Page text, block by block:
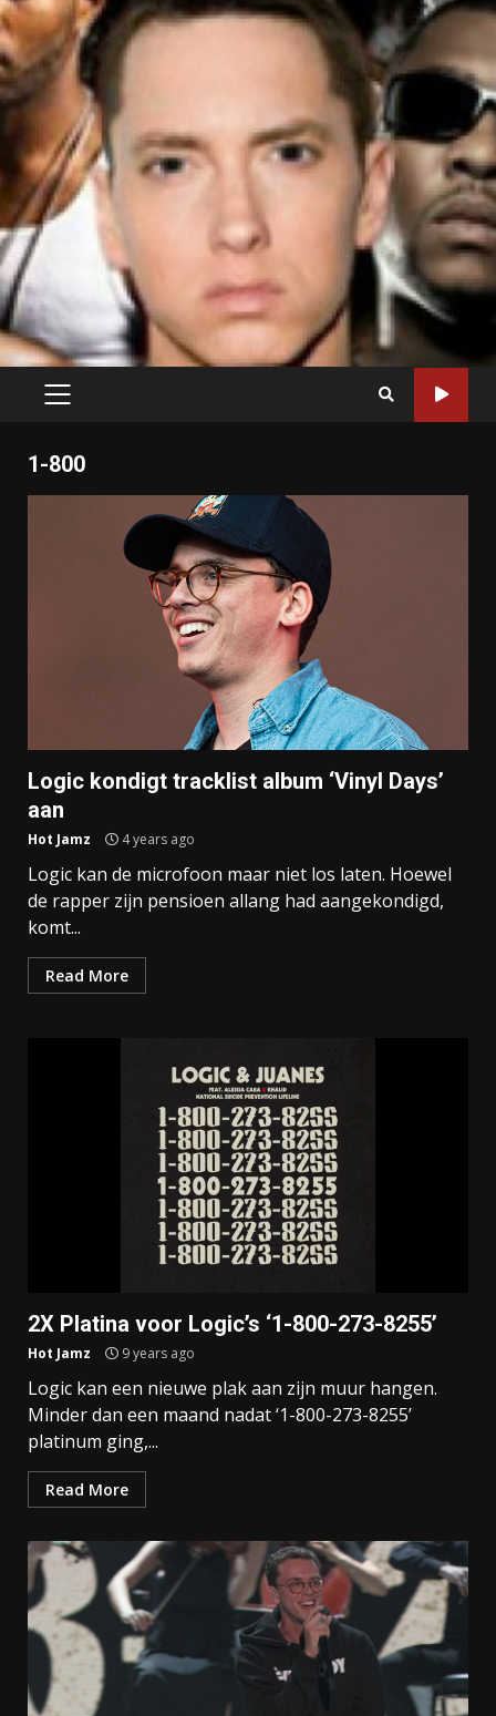
PRIMARY
1-800
Logic kondigt tracklist album ‘Vinyl Days’
aan
Hot Jamz 4 years ago
Logic kan de microfoon maar niet los laten. Hoewel
de rapper zijn pensioen allang had aangekondigd,
komt...
Read More
2X Platina voor Logic’s ‘1-800-273-8255’
Hot Jamz 9 years ago
Logic kan een nieuwe plak aan zijn muur hangen.
Minder dan een maand nadat ‘1-800-273-8255’
platinum ging,...
Read More